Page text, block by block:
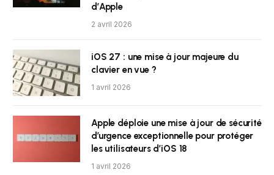
d’Apple
2 avril 2026
iOS 27 : une mise à jour majeure du
clavier en vue ?
1 avril 2026
Apple déploie une mise à jour de sécurité
d’urgence exceptionnelle pour protéger
les utilisateurs d’iOS 18
1 avril 2026